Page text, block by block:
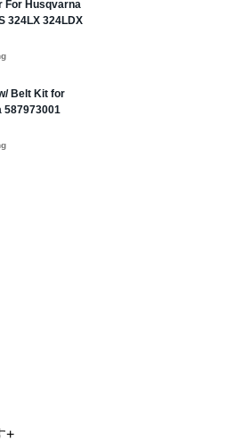
+